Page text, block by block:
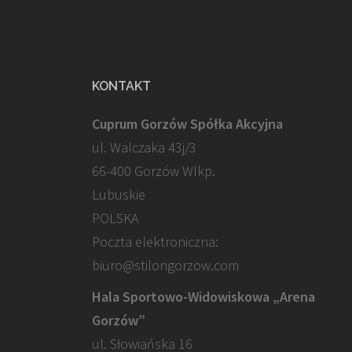
KONTAKT
Cuprum Gorzów Spółka Akcyjna
ul. Walczaka 43j/3
66-400 Gorzów Wlkp.
Lubuskie
POLSKA
Poczta elektroniczna:
biuro@stilongorzow.com
Hala Sportowo-Widowiskowa „Arena
Gorzów”
ul. Słowiańska 16